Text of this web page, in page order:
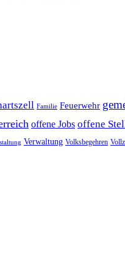
Familie Feuerwehr
offene Jobs offene
Verwaltung Volksbegehren